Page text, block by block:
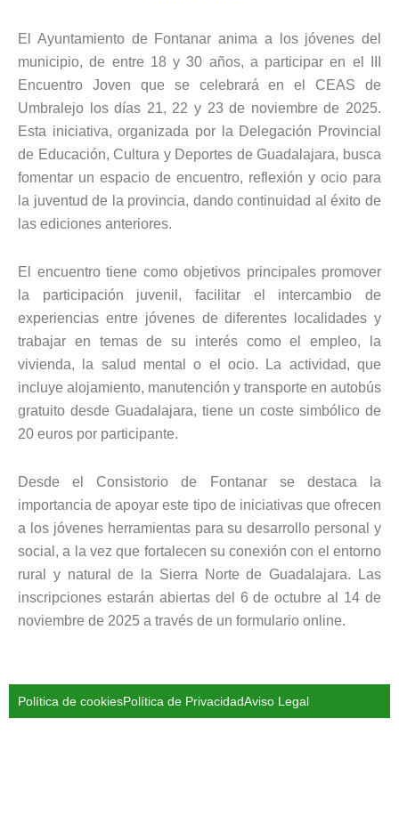
El Ayuntamiento de Fontanar anima a los jóvenes del
municipio, de entre 18 y 30 años, a participar en el III
Encuentro Joven que se celebrará en el CEAS de
Umbralejo los días 21, 22 y 23 de noviembre de 2025.
Esta iniciativa, organizada por la Delegación Provincial
de Educación, Cultura y Deportes de Guadalajara, busca
fomentar un espacio de encuentro, reflexión y ocio para
la juventud de la provincia, dando continuidad al éxito de
las ediciones anteriores.
El encuentro tiene como objetivos principales promover
la participación juvenil, facilitar el intercambio de
experiencias entre jóvenes de diferentes localidades y
trabajar en temas de su interés como el empleo, la
vivienda, la salud mental o el ocio. La actividad, que
incluye alojamiento, manutención y transporte en autobús
gratuito desde Guadalajara, tiene un coste simbólico de
20 euros por participante.
Desde el Consistorio de Fontanar se destaca la
importancia de apoyar este tipo de iniciativas que ofrecen
a los jóvenes herramientas para su desarrollo personal y
social, a la vez que fortalecen su conexión con el entorno
rural y natural de la Sierra Norte de Guadalajara. Las
inscripciones estarán abiertas del 6 de octubre al 14 de
noviembre de 2025 a través de un formulario online.
Política de cookiesPolítica de PrivacidadAviso Legal